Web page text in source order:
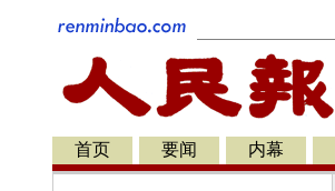
首页 要闻 内幕